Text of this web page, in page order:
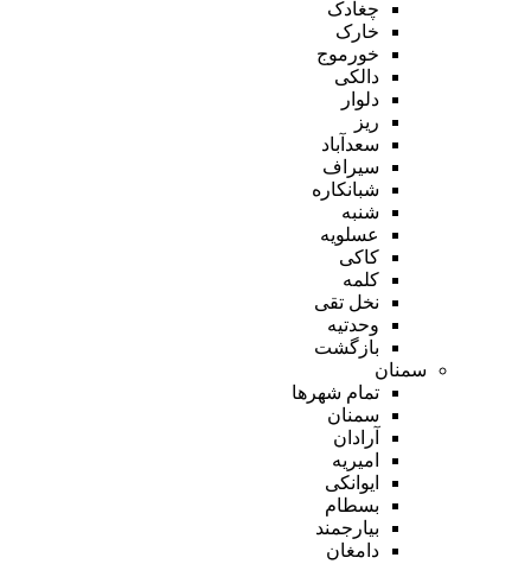
چغادک
خارک
خورموج
دالکی
دلوار
ریز
سعدآباد
سیراف
شبانکاره
شنبه
عسلویه
کاکی
کلمه
نخل تقی
وحدتیه
بازگشت
سمنان
تمام شهر‌ها
سمنان
آرادان
امیریه
ایوانکی
بسطام
بیارجمند
دامغان